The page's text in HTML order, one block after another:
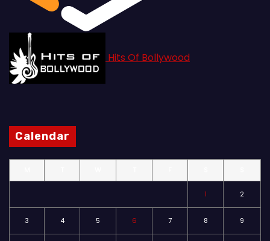
Hits Of Bollywood
Calendar
1 2
3 4 5 6 7 8 9